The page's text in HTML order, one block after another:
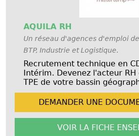
AQUILA RH
Un réseau d'agences d'emploi
BTP, Industrie et Logistique.
Recrutement technique en
Intérim. Devenez l'acteur RH
TPE de votre bassin
DEMANDER UNE
VOIR LA FICHE